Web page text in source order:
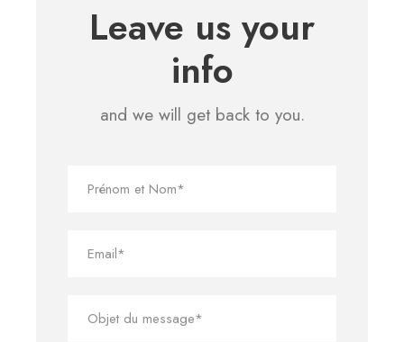
Leave us your
info
and we will get back to you.